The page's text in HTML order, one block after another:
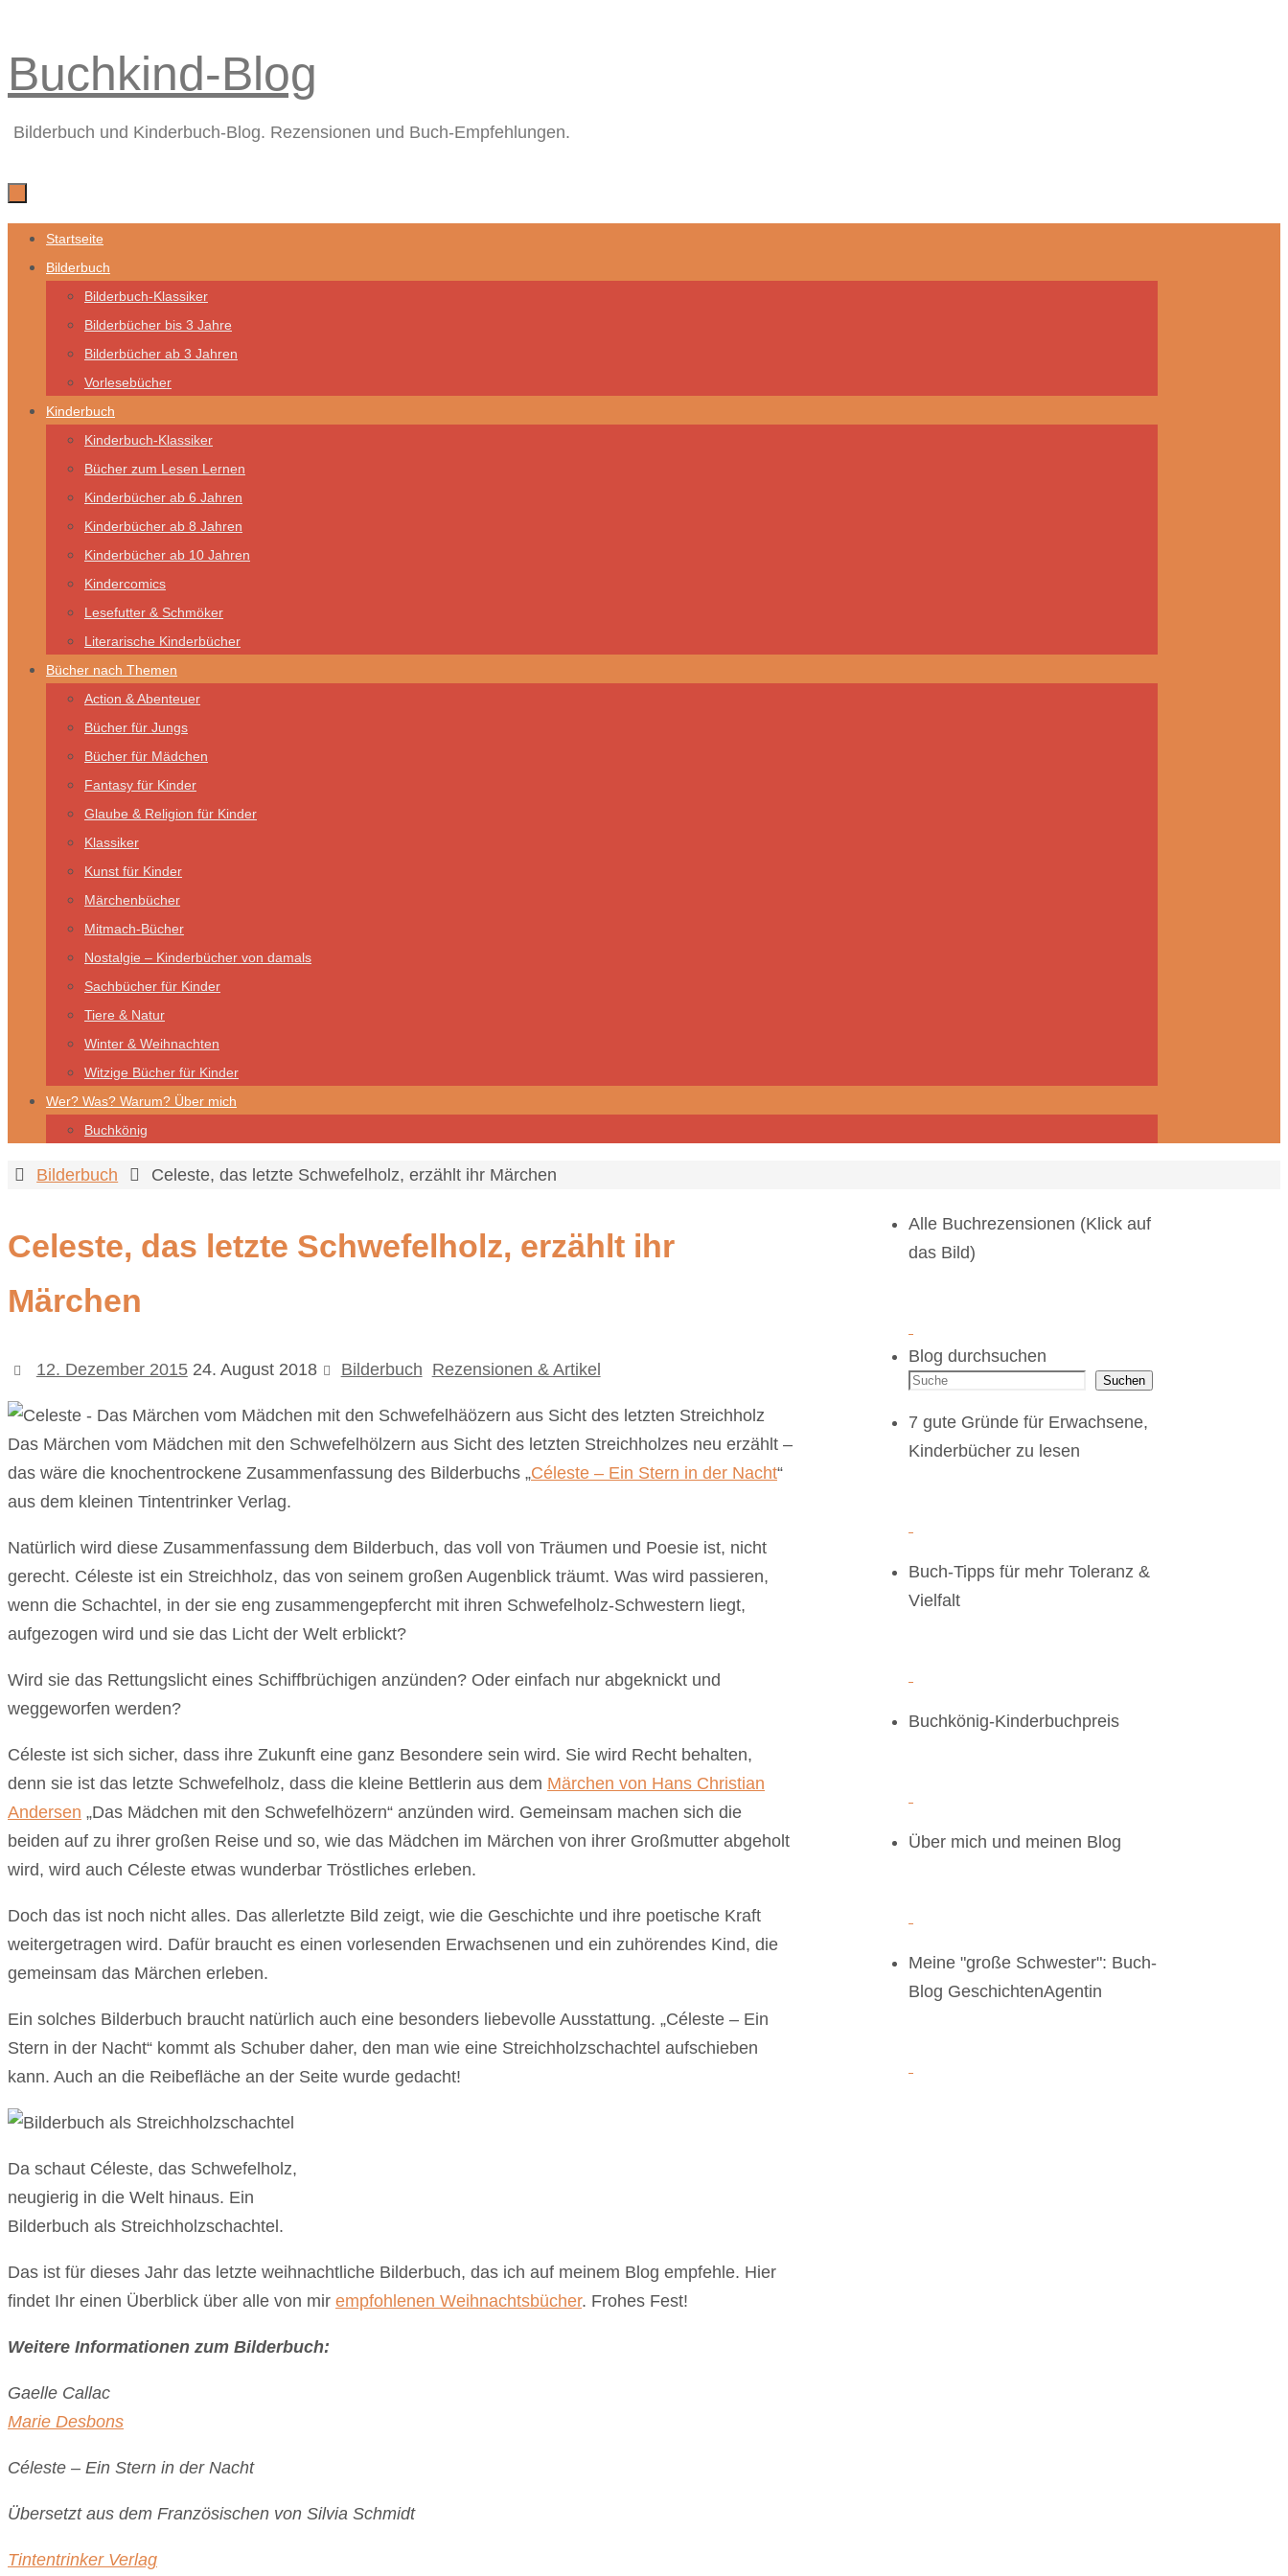
Inhalt
Buchkind-Blog
Bilderbuch und Kinderbuch-Blog. Rezensionen und Buch-Empfehlungen.
Zum
Inhalt
springen
Startseite
Bilderbuch
Bilderbuch-Klassiker
Bilderbücher bis 3 Jahre
Bilderbücher ab 3 Jahren
Vorlesebücher
Kinderbuch
Kinderbuch-Klassiker
Bücher zum Lesen Lernen
Kinderbücher ab 6 Jahren
Kinderbücher ab 8 Jahren
Kinderbücher ab 10 Jahren
Kindercomics
Lesefutter & Schmöker
Literarische Kinderbücher
Bücher nach Themen
Action & Abenteuer
Bücher für Jungs
Bücher für Mädchen
Fantasy für Kinder
Glaube & Religion für Kinder
Klassiker
Kunst für Kinder
Märchenbücher
Mitmach-Bücher
Nostalgie – Kinderbücher von damals
Sachbücher für Kinder
Tiere & Natur
Winter & Weihnachten
Witzige Bücher für Kinder
Wer? Was? Warum? Über mich
Buchkönig
StartBilderbuch Celeste, das letzte Schwefelholz, erzählt ihr Märchen
Celeste, das letzte Schwefelholz, erzählt ihr
Märchen
12. Dezember 2015 24. August 2018 Bilderbuch Rezensionen & Artikel
Das Märchen vom Mädchen mit den Schwefelhölzern aus Sicht des letzten Streichholzes neu erzählt –
das wäre die knochentrockene Zusammenfassung des Bilderbuchs „Céleste – Ein Stern in der Nacht“
aus dem kleinen Tintentrinker Verlag.
Natürlich wird diese Zusammenfassung dem Bilderbuch, das voll von Träumen und Poesie ist, nicht
gerecht. Céleste ist ein Streichholz, das von seinem großen Augenblick träumt. Was wird passieren,
wenn die Schachtel, in der sie eng zusammengepfercht mit ihren Schwefelholz-Schwestern liegt,
aufgezogen wird und sie das Licht der Welt erblickt?
Wird sie das Rettungslicht eines Schiffbrüchigen anzünden? Oder einfach nur abgeknickt und
weggeworfen werden?
Céleste ist sich sicher, dass ihre Zukunft eine ganz Besondere sein wird. Sie wird Recht behalten,
denn sie ist das letzte Schwefelholz, dass die kleine Bettlerin aus dem Märchen von Hans Christian
Andersen „Das Mädchen mit den Schwefelhözern“ anzünden wird. Gemeinsam machen sich die
beiden auf zu ihrer großen Reise und so, wie das Mädchen im Märchen von ihrer Großmutter abgeholt
wird, wird auch Céleste etwas wunderbar Tröstliches erleben.
Doch das ist noch nicht alles. Das allerletzte Bild zeigt, wie die Geschichte und ihre poetische Kraft
weitergetragen wird. Dafür braucht es einen vorlesenden Erwachsenen und ein zuhörendes Kind, die
gemeinsam das Märchen erleben.
Ein solches Bilderbuch braucht natürlich auch eine besonders liebevolle Ausstattung. „Céleste – Ein
Stern in der Nacht“ kommt als Schuber daher, den man wie eine Streichholzschachtel aufschieben
kann. Auch an die Reibefläche an der Seite wurde gedacht!
Da schaut Céleste, das Schwefelholz,
neugierig in die Welt hinaus. Ein
Bilderbuch als Streichholzschachtel.
Das ist für dieses Jahr das letzte weihnachtliche Bilderbuch, das ich auf meinem Blog empfehle. Hier
findet Ihr einen Überblick über alle von mir empfohlenen Weihnachtsbücher. Frohes Fest!
Weitere Informationen zum Bilderbuch:
Gaelle Callac
Marie Desbons
Céleste – Ein Stern in der Nacht
Übersetzt aus dem Französischen von Silvia Schmidt
Tintentrinker Verlag
Alle Buchrezensionen (Klick auf
das Bild)
Blog durchsuchen
Suchen
7 gute Gründe für Erwachsene,
Kinderbücher zu lesen
Buch-Tipps für mehr Toleranz &
Vielfalt
Buchkönig-Kinderbuchpreis
Über mich und meinen Blog
Meine "große Schwester": Buch-
Blog GeschichtenAgentin